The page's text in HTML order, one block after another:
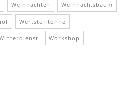
Weihnachten Weihnachtsbaum
Wertstofftonne
Workshop